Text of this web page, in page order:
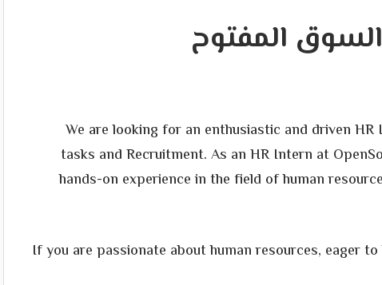
المفتوح
We are looking for an enthusiastic and driven
tasks and Recruitment. As an HR Intern at
hands-on experience in the field of human
If you are passionate about human resources, eager